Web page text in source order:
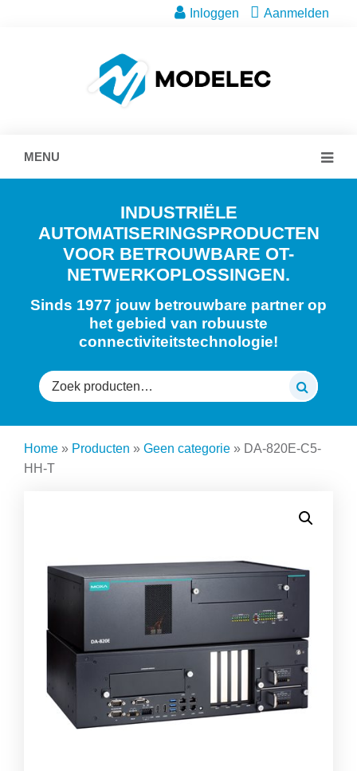
Inloggen Aanmelden
MENU
INDUSTRIËLE
AUTOMATISERINGSPRODUCTEN
VOOR BETROUWBARE OT-
NETWERKOPLOSSINGEN.
Sinds 1977 jouw betrouwbare partner op
het gebied van robuuste
connectiviteitstechnologie!
Zoeken
naar:
Home » Producten » Geen categorie » DA-820E-C5-
HH-T